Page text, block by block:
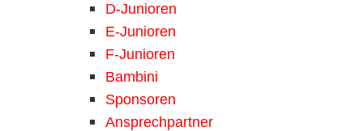
D-Junioren
E-Junioren
F-Junioren
Bambini
Sponsoren
Ansprechpartner